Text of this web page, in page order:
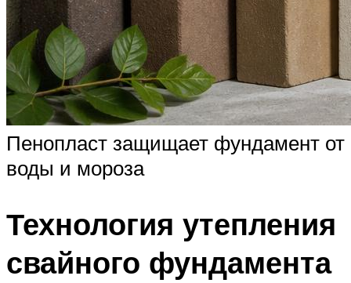
Пенопласт защищает фундамент от
воды и мороза
Технология утепления
свайного фундамента